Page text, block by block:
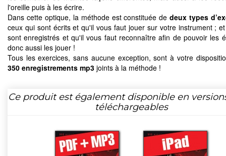
l'oreille puis à les écrire.
Dans cette optique, la méthode est constituée dedeux types
ceux qui sont écrits et qu'il vous faut jouer sur votre instrument ;
sont enregistrés et qu'il vous faut reconnaître afin de pouvoir les
donc aussi les jouer !
Tous les exercices, sans aucune exception, sont à votre
350 enregistrements mp3 joints à la méthode !
Ce produit est également disponible en
téléchargeables